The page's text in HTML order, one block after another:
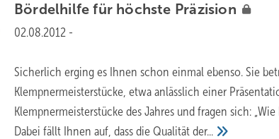
Bördelhilfe für höchste Präzision
02.08.2012 -
Sicherlich erging es Ihnen schon einmal ebenso. Sie
Klempnermeisterstücke, etwa anlässlich einer
Klempnermeisterstücke des Jahres und fragen sich:
Dabei fällt Ihnen auf, dass die Qualitätder...